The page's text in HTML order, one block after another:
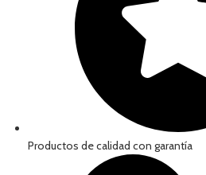
Productos de calidad con garantía